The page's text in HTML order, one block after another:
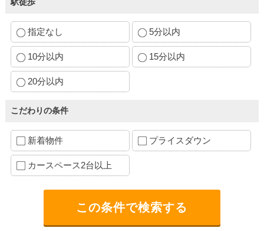
指定なし 5分以内
10分以内 15分以内
20分以内
こだわりの条件
新着物件 プライスダウン
カースペース2台以上